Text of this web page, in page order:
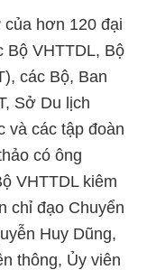
hơn 120 đại
Bộ VHTTDL, Bộ
các Bộ, Ban
Sở Du lịch
và các tập đoàn
có ông
VHTTDL kiêm
chỉ đạo Chuyển
Huy Dũng,
thông, Ủy viên